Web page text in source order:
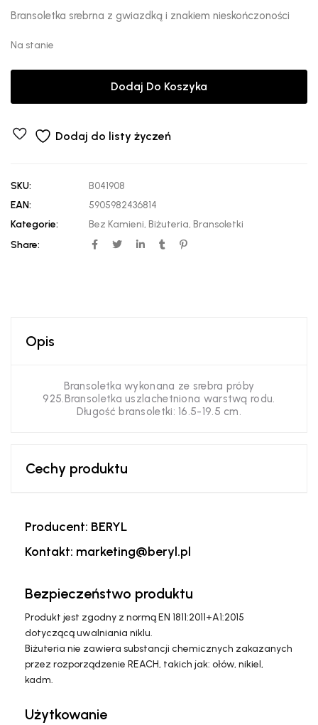
Bransoletka srebrna z gwiazdką i znakiem nieskończoności
Na stanie
Dodaj Do Koszyka
Dodaj do listy życzeń
SKU:
B041908
EAN:
5905982436814
Kategorie:
Bez Kamieni, Biżuteria, Bransoletki
Share:
Opis
Bransoletka wykonana ze srebra próby
925.Bransoletka uszlachetniona warstwą rodu.
Długość bransoletki: 16.5-19.5 cm.
Cechy produktu
Producent: BERYL
Kontakt: marketing@beryl.pl
Bezpieczeństwo produktu
Produkt jest zgodny z normą EN 1811:2011+A1:2015
dotyczącą uwalniania niklu.
Biżuteria nie zawiera substancji chemicznych zakazanych
przez rozporządzenie REACH, takich jak: ołów, nikiel,
kadm.
Użytkowanie